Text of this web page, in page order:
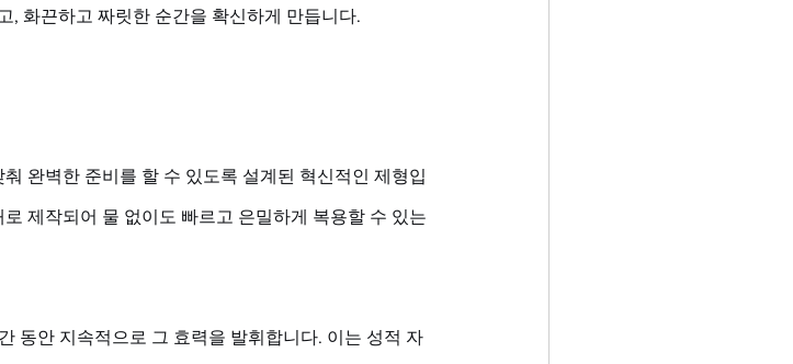
, 화끈하고 짜릿한 순간을 확신하게 만듭니다.
완벽한 준비를 할 수 있도록 설계된 혁신적인 제형입
제작되어 물 없이도 빠르고 은밀하게 복용할 수 있는
동안 지속적으로 그 효력을 발휘합니다. 이는 성적 자